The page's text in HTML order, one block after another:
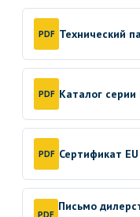
PDF Технический
PDF Каталог
PDF Сертификат
PDF
Письмо